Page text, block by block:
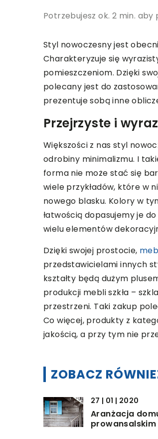
Potrzebujesz ok. 2 min.
Styl nowoczesny jest
Charakteryzuje się
pomieszczeniom. Dzięki
polecany jest do
prezentuje sobą inne
Przejrzyste i
Większości z nas styl
odrobiny minimalizmu. I
forma nie może stać się
wiele przykładów, które w
nowego blasku. Kolory w
łatwością dopasujemy je
wielu elementów
Dzięki swojej prostocie,
przedstawicielami innych
kształty będą dużym
produkcji mebli szkła –
przestrzeni. Taki zakup
Co więcej, produkty z
jakością, a przy tym nie
ZOBACZ
27 | 01 | 2020
Aranżacja
prowansalskim